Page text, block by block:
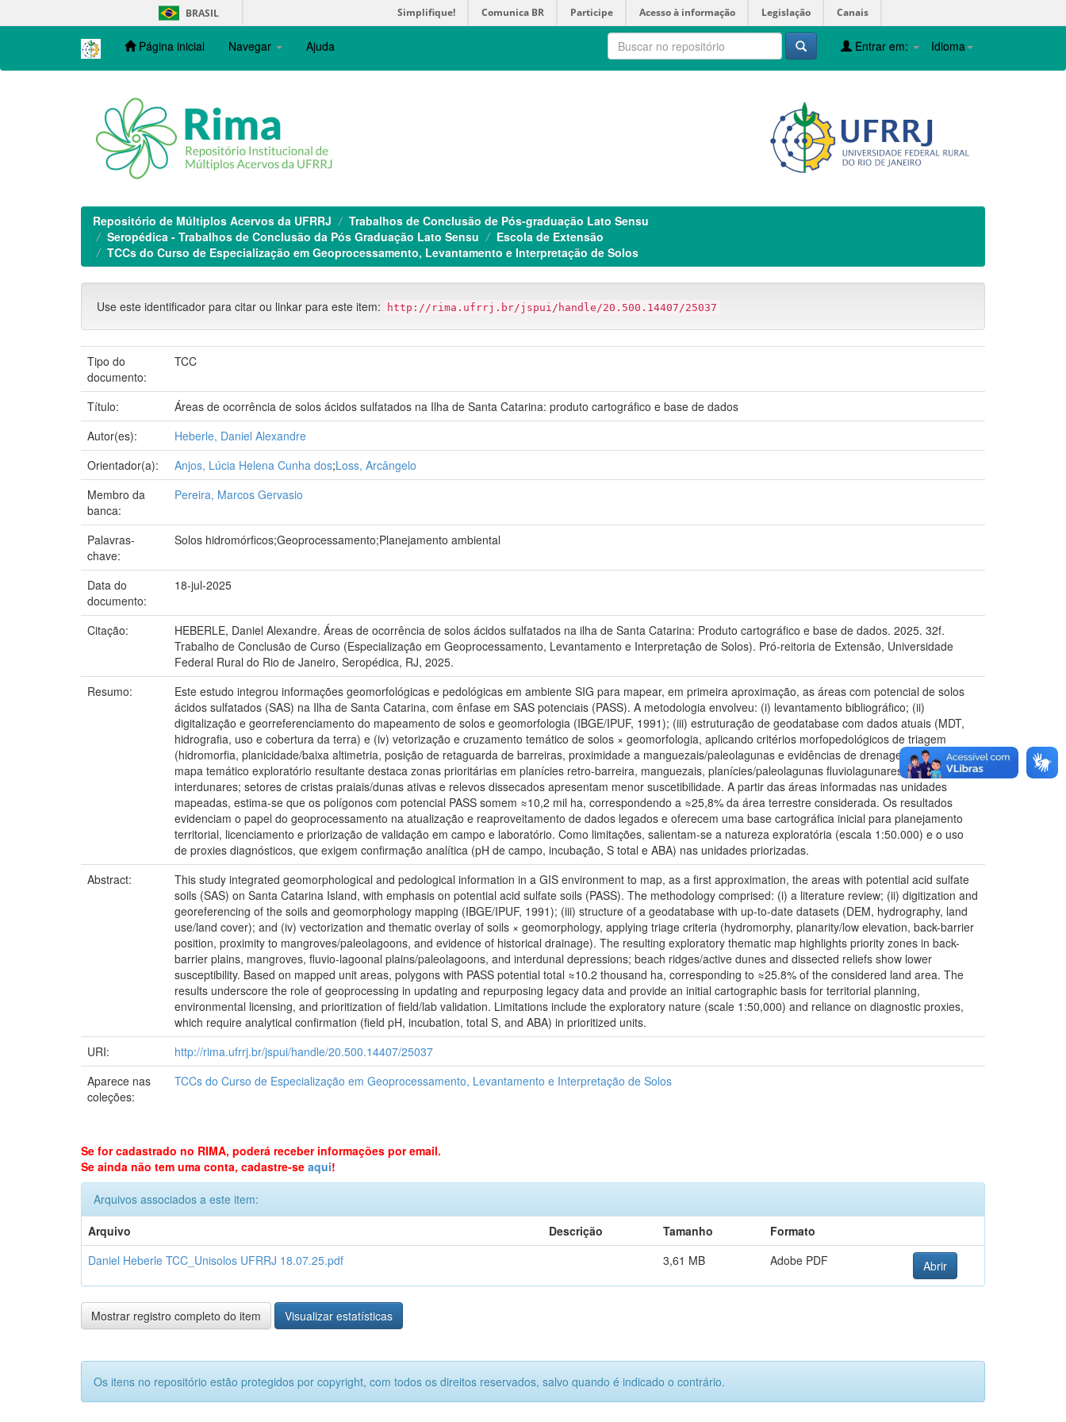
navigation
BRASIL Simplifique! Comunica BR Participe Acesso à informação Legislação Canais
Página inicial Navegar Ajuda Idioma
Entrar em:
Repositório de Múltiplos Acervos da UFRRJ
Trabalhos de Conclusão de Pós-graduação Lato Sensu
Seropédica - Trabalhos de Conclusão da Pós Graduação Lato Sensu
Escola de Extensão
TCCs do Curso de Especialização em Geoprocessamento, Levantamento e Interpretação de Solos
Use este identificador para citar ou linkar para este item: http://rima.ufrrj.br/jspui/handle/20.500.14407/25037
Tipo do
documento:
TCC
Título:
Áreas de ocorrência de solos ácidos sulfatados na Ilha de Santa Catarina: produto cartográfico e base de dados
Autor(es):
Heberle, Daniel Alexandre
Orientador(a):
Anjos, Lúcia Helena Cunha dos;Loss, Arcângelo
Membro da
banca:
Pereira, Marcos Gervasio
Palavras-
chave:
Solos hidromórficos;Geoprocessamento;Planejamento ambiental
Data do
documento:
18-jul-2025
Citação:
HEBERLE, Daniel Alexandre. Áreas de ocorrência de solos ácidos sulfatados na ilha de Santa Catarina: Produto cartográfico e base de dados. 2025. 32f.
Trabalho de Conclusão de Curso (Especialização em Geoprocessamento, Levantamento e Interpretação de Solos). Pró-reitoria de Extensão, Universidade
Federal Rural do Rio de Janeiro, Seropédica, RJ, 2025.
Resumo:
Este estudo integrou informações geomorfológicas e pedológicas em ambiente SIG para mapear, em primeira aproximação, as áreas com potencial de solos
ácidos sulfatados (SAS) na Ilha de Santa Catarina, com ênfase em SAS potenciais (PASS). A metodologia envolveu: (i) levantamento bibliográfico; (ii)
digitalização e georreferenciamento do mapeamento de solos e geomorfologia (IBGE/IPUF, 1991); (iii) estruturação de geodatabase com dados atuais (MDT,
hidrografia, uso e cobertura da terra) e (iv) vetorização e cruzamento temático de solos × geomorfologia, aplicando critérios morfopedológicos de triagem
(hidromorfia, planicidade/baixa altimetria, posição de retaguarda de barreiras, proximidade a manguezais/paleolagunas e evidências de drenagem histórica). O
mapa temático exploratório resultante destaca zonas prioritárias em planícies retro-barreira, manguezais, planícies/paleolagunas fluviolagunares e depressões
interdunares; setores de cristas praiais/dunas ativas e relevos dissecados apresentam menor suscetibilidade. A partir das áreas informadas nas unidades
mapeadas, estima-se que os polígonos com potencial PASS somem ≈10,2 mil ha, correspondendo a ≈25,8% da área terrestre considerada. Os resultados
evidenciam o papel do geoprocessamento na atualização e reaproveitamento de dados legados e oferecem uma base cartográfica inicial para planejamento
territorial, licenciamento e priorização de validação em campo e laboratório. Como limitações, salientam-se a natureza exploratória (escala 1:50.000) e o uso
de proxies diagnósticos, que exigem confirmação analítica (pH de campo, incubação, S total e ABA) nas unidades priorizadas.
Abstract:
This study integrated geomorphological and pedological information in a GIS environment to map, as a first approximation, the areas with potential acid sulfate
soils (SAS) on Santa Catarina Island, with emphasis on potential acid sulfate soils (PASS). The methodology comprised: (i) a literature review; (ii) digitization and
georeferencing of the soils and geomorphology mapping (IBGE/IPUF, 1991); (iii) structure of a geodatabase with up-to-date datasets (DEM, hydrography, land
use/land cover); and (iv) vectorization and thematic overlay of soils × geomorphology, applying triage criteria (hydromorphy, planarity/low elevation, back-barrier
position, proximity to mangroves/paleolagoons, and evidence of historical drainage). The resulting exploratory thematic map highlights priority zones in back-
barrier plains, mangroves, fluvio-lagoonal plains/paleolagoons, and interdunal depressions; beach ridges/active dunes and dissected reliefs show lower
susceptibility. Based on mapped unit areas, polygons with PASS potential total ≈10.2 thousand ha, corresponding to ≈25.8% of the considered land area. The
results underscore the role of geoprocessing in updating and repurposing legacy data and provide an initial cartographic basis for territorial planning,
environmental licensing, and prioritization of field/lab validation. Limitations include the exploratory nature (scale 1:50,000) and reliance on diagnostic proxies,
which require analytical confirmation (field pH, incubation, total S, and ABA) in prioritized units.
URI:
http://rima.ufrrj.br/jspui/handle/20.500.14407/25037
Aparece nas
coleções:
TCCs do Curso de Especialização em Geoprocessamento, Levantamento e Interpretação de Solos
Se for cadastrado no RIMA, poderá receber informações por email.
Se ainda não tem uma conta, cadastre-se aqui!
Arquivos associados a este item:
Arquivo
Descrição Tamanho
Formato
Daniel Heberle TCC_Unisolos UFRRJ 18.07.25.pdf
3,61 MB Adobe PDF Abrir
Mostrar registro completo do item Visualizar estatísticas
Os itens no repositório estão protegidos por copyright, com todos os direitos reservados, salvo quando é indicado o contrário.